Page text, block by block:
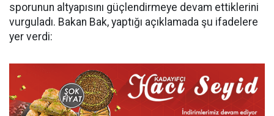
sporunun altyapısını güçlendirmeye devam ettiklerini
vurguladı. Bakan Bak, yaptığı açıklamada şu ifadelere
yer verdi: